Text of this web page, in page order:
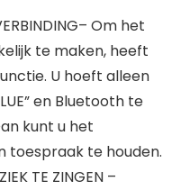
Om het
te maken, heeft
U hoeft alleen
en Bluetooth te
kunt u het
toespraak te houden.
TE ZINGEN –